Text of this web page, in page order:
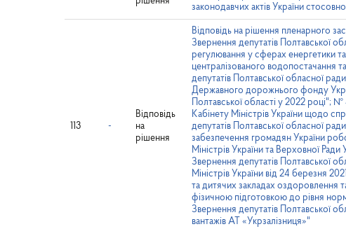
законодавчих актів України
113 -
Відповідь
на
рішення
Відповідь на рішення пленарного
Звернення депутатів Полтавської
регулювання у сферах енергетики
централізованого водопостачання
депутатів Полтавської обласної
Державного дорожнього фонду
Полтавської області у 2022 році";
Кабінету Міністрів України щодо
депутатів Полтавської обласної
забезпечення громадян України
Міністрів України та Верховної
Звернення депутатів Полтавської
Міністрів України від 24 березня
та дитячих закладах оздоровлення
фізичною підготовкою до рівня
Звернення депутатів Полтавської
вантажів АТ «Укрзалізниця»"